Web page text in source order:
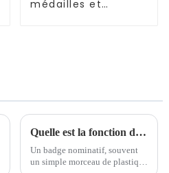
médailles et
Quelle est la fonction du badge nominatif ?
Un badge nominatif, souvent
un simple morceau de plastique